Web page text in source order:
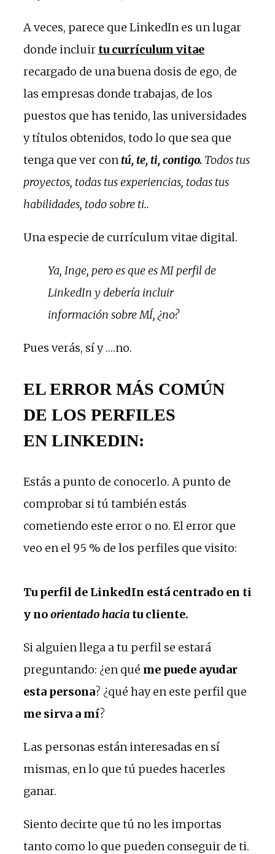
A veces, parece que LinkedIn es un lugar
donde incluir tu currículum vitae
recargado de una buena dosis de ego, de
las empresas donde trabajas, de los
puestos que has tenido, las universidades
y títulos obtenidos, todo lo que sea que
tenga que ver contú, te, ti, contigo. Todos tus
proyectos, todas tus experiencias, todas tus
habilidades, todo sobre ti..
Una especie de currículum vitae digital.
Ya, Inge, pero es que es MI perfil de
LinkedIn y debería incluir
información sobre MÍ, ¿no?
Pues verás, sí y ….no.
EL ERROR MÁS COMÚN
DE LOS PERFILES
EN LINKEDIN:
Estás a punto de conocerlo. A punto de
comprobar si tú también estás
cometiendo este error o no. El error que
veo en el 95 % de los perfiles que visito:
Tu perfil de LinkedIn está centrado en ti
y noorientado hacia tu cliente.
Si alguien llega a tu perfil se estará
preguntando: ¿en qué me puede ayudar
esta persona? ¿qué hay en este perfil que
me sirva a mí?
Las personas están interesadas en sí
mismas, en lo que tú puedes hacerles
ganar.
Siento decirte que tú no les importas
tanto como lo que pueden conseguir de ti.